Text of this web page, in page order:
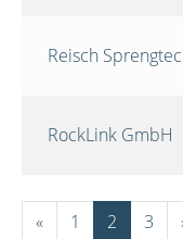
Reisch
RockLink GmbH
« 1 2 3